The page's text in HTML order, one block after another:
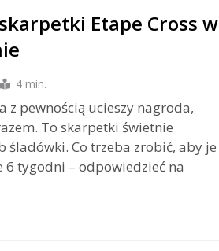
Etape Cross w
4 min.
z pewnością ucieszy nagroda,
To skarpetki świetnie
śladówki. Co trzeba zrobić, aby je
6 tygodni – odpowiedzieć na